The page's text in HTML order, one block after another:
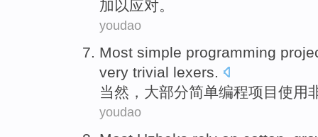
加以应对。
youdao
Most simple programming
very trivial lexers.
当然 ， 大部分简单编程项目使用
youdao